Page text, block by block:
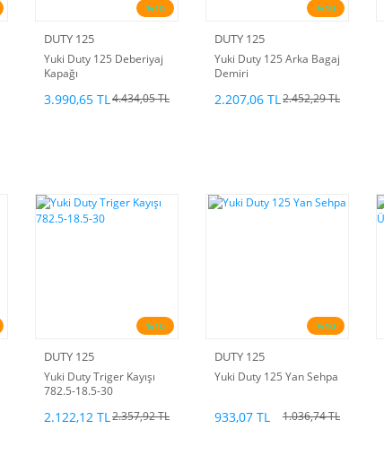
%10
DUTY 125
Yuki Duty 125 Deberiyaj
Kapağı
3.990,65 TL 4.434,05 TL
%10
DUTY 125
Yuki Duty 125 Arka Bagaj
Demiri
2.207,06 TL 2.452,29 TL
%10
DUTY 125
Yuki Duty Triger Kayışı
782.5-18.5-30
2.122,12 TL 2.357,92 TL
%10
DUTY 125
Yuki Duty 125 Yan Sehpa
933,07 TL 1.036,74 TL